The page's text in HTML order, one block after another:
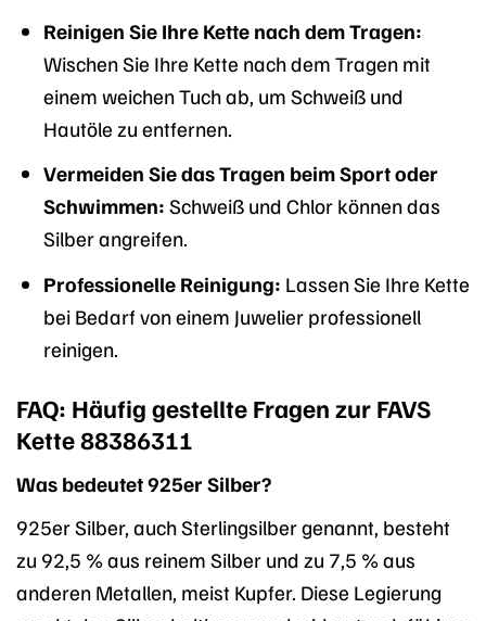
Reinigen Sie Ihre Kette nach dem Tragen:
Wischen Sie Ihre Kette nach dem Tragen mit
einem weichen Tuch ab, um Schweiß und
Hautöle zu entfernen.
Vermeiden Sie das Tragen beim Sport oder
Schwimmen: Schweiß und Chlor können das
Silber angreifen.
Professionelle Reinigung: Lassen Sie Ihre Kette
bei Bedarf von einem Juwelier professionell
reinigen.
FAQ: Häufig gestellte Fragen zur FAVS
Kette 88386311
Was bedeutet 925er Silber?
925er Silber, auch Sterlingsilber genannt, besteht
zu 92,5 % aus reinem Silber und zu 7,5 % aus
anderen Metallen, meist Kupfer. Diese Legierung